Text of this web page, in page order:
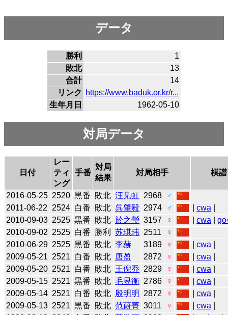
データ
勝利
1
敗北
13
合計
14
リンク
https://www.baduk.or.kr/r...
生年月日
1962-05-10
対局データ
日付
レー
ティ
ング
手番
対局
結果
対局相手 棋譜
2016-05-25 2520 黒番 敗北 汪见虹 2968
♂
2011-06-22
2524 白番 敗北 呉肇毅 2974 ♂ |cwa
2010-09-03 2525 黒番 敗北 於之瑩 3157 ♀ |cwa |
2010-09-02 2525 白番 勝利 苏琪玮 2511
♀
2010-06-29 2525 黒番 敗北 李赫 3189 ♀ |cwa
2009-05-21 2521 白番 敗北 唐盈 2872 ♀ |cwa
2009-05-20 2521 白番 敗北 王倪乔 2829 ♀ |cwa
2009-05-15 2521 黒番 敗北 毛昱衡 2786 ♀ |cwa
2009-05-14 2521 白番 敗北 殷明明 2872 ♀ |cwa
2009-05-13 2521 黒番 敗北 范蔚菁 3011 ♀ |cwa